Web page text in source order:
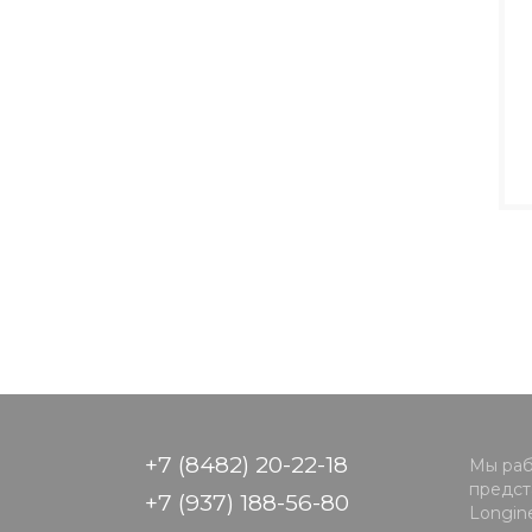
+7 (8482) 20-22-18
+7 (937) 188-56-80
Мы